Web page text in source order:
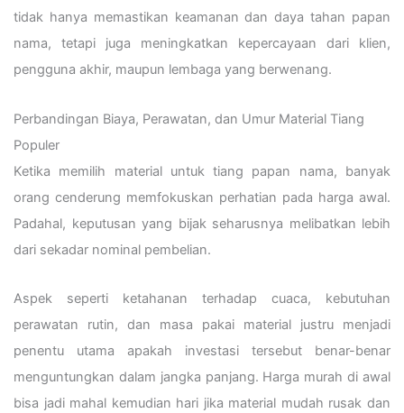
tidak hanya memastikan keamanan dan daya tahan papan
nama, tetapi juga meningkatkan kepercayaan dari klien,
pengguna akhir, maupun lembaga yang berwenang.
Perbandingan Biaya, Perawatan, dan Umur Material Tiang
Populer
Ketika memilih material untuk tiang papan nama, banyak
orang cenderung memfokuskan perhatian pada harga awal.
Padahal, keputusan yang bijak seharusnya melibatkan lebih
dari sekadar nominal pembelian.
Aspek seperti ketahanan terhadap cuaca, kebutuhan
perawatan rutin, dan masa pakai material justru menjadi
penentu utama apakah investasi tersebut benar-benar
menguntungkan dalam jangka panjang. Harga murah di awal
bisa jadi mahal kemudian hari jika material mudah rusak dan